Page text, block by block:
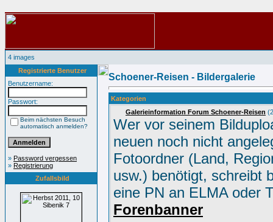
4 images
Registrierte Benutzer
Benutzername:
Passwort:
Beim nächsten Besuch
automatisch anmelden?
» Password vergessen
» Registrierung
Zufallsbild
Schoener-Reisen - Bildergalerie
Kategorien
Galerieinformation Forum Schoener-Reisen
Wer vor seinem
neuen noch nicht
Fotoordner (Land,
usw.) benötigt, schreibt
eine PN an ELMA oder
Forenbanner